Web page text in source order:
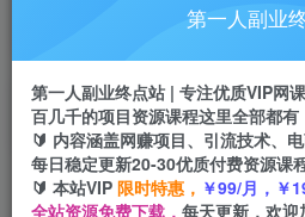
推广返佣高达70%
首页 创业课程 会员专属 正文
第一人副业
第一人副业终点站 | 专注优质VIP网
百几千的项目资源课程这里全部都有
🔰 内容涵盖网赚项目、引流技术、
每日稳定更新20-30优质付费资源课
🔰 本站VIP 限时特惠， ￥99/月，￥
全站资源免费下载， 每天更新，欢迎